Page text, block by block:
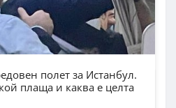
полет за Истанбул.
плаща и каква е целта